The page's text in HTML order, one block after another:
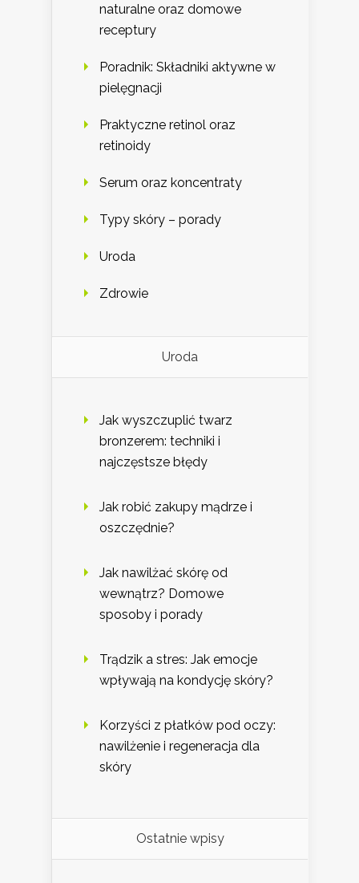
naturalne oraz domowe
receptury
Poradnik: Składniki aktywne w
pielęgnacji
Praktyczne retinol oraz
retinoidy
Serum oraz koncentraty
Typy skóry – porady
Uroda
Zdrowie
Uroda
Jak wyszczuplić twarz
bronzerem: techniki i
najczęstsze błędy
Jak robić zakupy mądrze i
oszczędnie?
Jak nawilżać skórę od
wewnątrz? Domowe
sposoby i porady
Trądzik a stres: Jak emocje
wpływają na kondycję skóry?
Korzyści z płatków pod oczy:
nawilżenie i regeneracja dla
skóry
Ostatnie wpisy